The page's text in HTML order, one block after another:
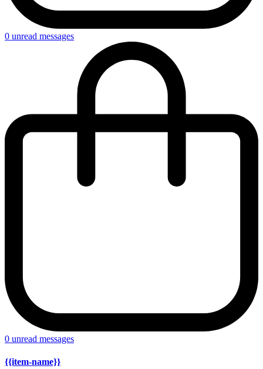
0 unread messages
0 unread messages
{{item-name}}